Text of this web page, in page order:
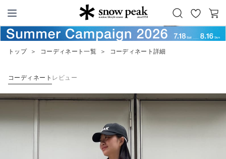
Snow Peak
お
気
カ
ー
トップ ＞ コーディネート一覧 ＞ コーディネート詳細
コーディネート レビュー